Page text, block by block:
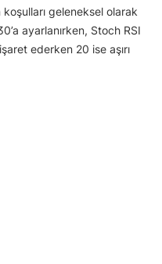
koşulları geleneksel olarak
ayarlanırken, Stoch RSI
ederken 20 ise aşırı